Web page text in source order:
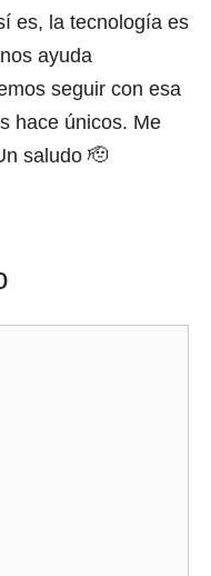
es, la tecnología es
ayuda
seguir con esa
hace únicos. Me
saludo 🫡